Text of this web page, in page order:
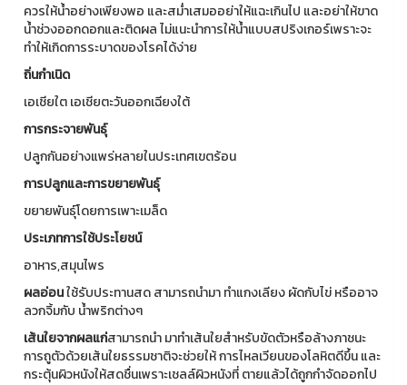
ควรให้น้ำอย่างเพียงพอ และสม่ำเสมออย่าให้แฉะเกินไป และอย่าให้ขาด
น้ำช่วงออกดอกและติดผล ไม่แนะนำการให้นํ้าแบบสปริงเกอร์เพราะจะ
ทำให้เกิดการระบาดของโรคได้ง่าย
ถิ่นกำเนิด
เอเชียใต เอเชียตะวันออกเฉียงใต้
การกระจายพันธุ์
ปลูกกันอย่างแพร่หลายในประเทศเขตร้อน
การปลูกและการขยายพันธุ์
ขยายพันธุ์โดยการเพาะเมล็ด
ประเภทการใช้ประโยชน์
อาหาร,สมุนไพร
ผลอ่อนใช้รับประทานสด สามารถนำมา ทำแกงเลียง ผัดกับไข่ หรืออาจ
ลวกจิ้มกับ น้ำพริกต่างๆ
เส้นใยจากผลแก่สามารถนำ มาทำเส้นใยสำหรับขัดตัวหรือล้างภาชนะ
การถูตัวด้วยเส้นใยธรรมชาติจะช่วยให้ การไหลเวียนของโลหิตดีขึ้น และ
กระตุ้นผิวหนังให้สดชื่นเพราะเชลล์ผิวหนังที่ ตายแล้วได้ถูกกำจัดออกไป